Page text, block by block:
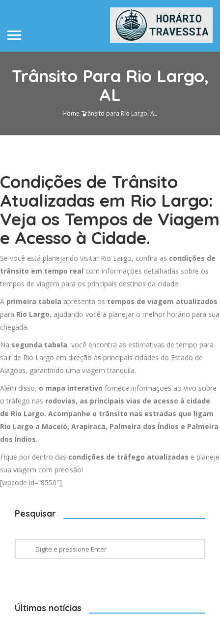
Trânsito Para Rio Largo,
AL
Home Trânsito para Rio Largo, AL
Condições de Trânsito
Atualizadas em Rio Largo:
Veja os Tempos de Viagem
e Acesso à Cidade.
Se você está planejando visitar Rio Largo, confira as condições de
trânsito em tempo real com informações detalhadas sobre os
tempos de viagem para os principais destinos da cidade.
A primeira tabela apresenta os tempos de viagem atualizados
para Rio Largo, ajudando você a planejar o melhor horário para sua
chegada.
Na segunda tabela, você encontra as estimativas de tempo para
sair de Rio Largo em direção às principais cidades do Estado de
Alagoas, garantindo uma viagem tranquila.
Além disso, o mapa interativo fornece informações ao vivo sobre
o tráfego nas rodovias, as principais vias de acesso à cidade
de Rio Largo. Acompanhe o trânsito nas estradas que ligam
Rio Largo a Maceió, Arapiraca, Palmeira dos Índios e Palmeira
dos Índios.
Fique por dentro das condições de tráfego atualizadas e planeje
sua viagem com precisão!
[wpcode id=”8550″]
Pesquisar
Últimas notícias